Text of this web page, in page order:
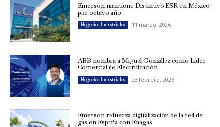
Emerson mantiene Distintivo ESR en México
por octavo año
Negocios Industriales 11 marzo, 2026
ABB nombra a Miguel González como Líder
Comercial de Electrificación
Negocios Industriales 23 febrero, 2026
Emerson refuerza digitalización de la red de
gas en España con Enagás